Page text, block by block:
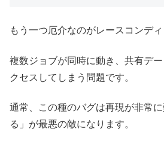
もう一つ厄介なのがレースコンディ
複数ジョブが同時に動き、共有デ
クセスしてしまう問題です。
通常、この種のバグは再現が非常
る」が最悪の敵になります。